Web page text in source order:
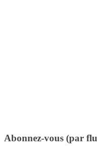
Abonnez-vous (par